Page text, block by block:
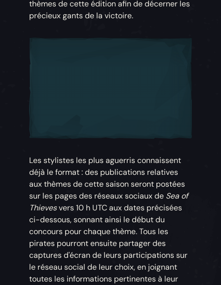
thèmes de cette édition afin de décerner les
précieux gants de la victoire.
Les stylistes les plus aguerris connaissent
déjà le format : des publications relatives
aux thèmes de cette saison seront postées
sur les pages des réseaux sociaux de Sea of
Thievesvers 10 h UTC aux dates précisées
ci-dessous, sonnant ainsi le début du
concours pour chaque thème. Tous les
pirates pourront ensuite partager des
captures d'écran de leurs participations sur
le réseau social de leur choix, en joignant
toutes les informations pertinentes à leur